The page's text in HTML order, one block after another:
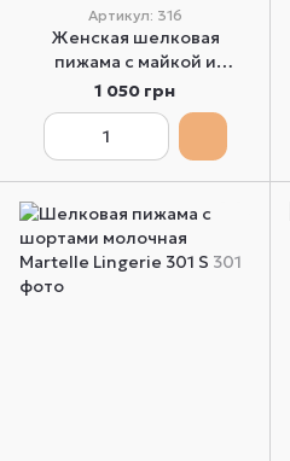
Артикул: 316
Женская шелковая
пижама с майкой и
брюками молочная
Martelle Lingerie 316 XS
1 050 грн